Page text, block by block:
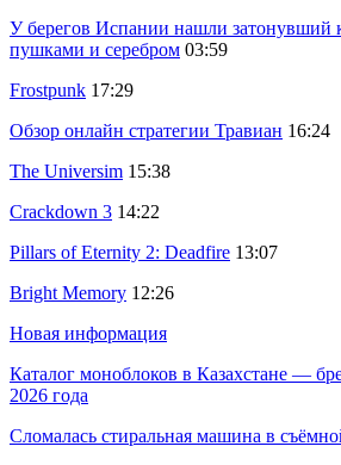
У берегов Испании нашли затонувший
пушками и серебром 03:59
Frostpunk 17:29
Обзор онлайн стратегии Травиан 16:24
The Universim 15:38
Crackdown 3 14:22
Pillars of Eternity 2: Deadfire 13:07
Bright Memory 12:26
Новая информация
Каталог моноблоков в Казахстане —
2026 года
Сломалась стиральная машина в